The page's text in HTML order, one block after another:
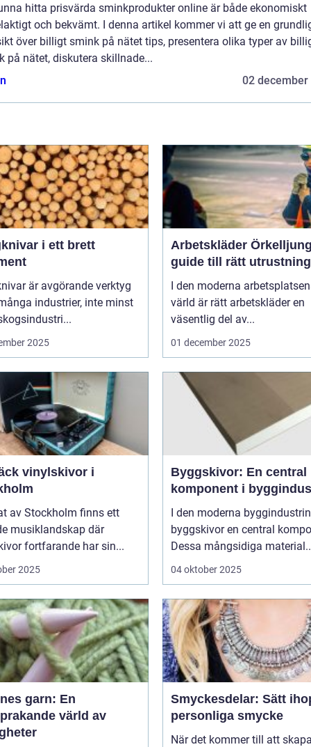
hitta prisvärda sminkprodukter online är både ekonomiskt
och bekvämt. I denna artikel kommer vi att ge en
över billigt smink på nätet tips, presentera olika typer av
på nätet, diskutera skillnade...
02 december
i ett brett
är avgörande verktyg
industrier, inte minst
2025
Arbetskläder
guide till rätt utrustning
I den moderna
värld är rätt arbetskläder en
väsentlig del av...
01 december 2025
vinylskivor i
av Stockholm finns ett
musiklandskap där
fortfarande har sin...
2025
Byggskivor: En central
komponent i
I den moderna
byggskivor en central
Dessa mångsidiga
04 oktober 2025
garn: En
värld av
Smyckesdelar: Sätt
personliga smycke
När det kommer till att